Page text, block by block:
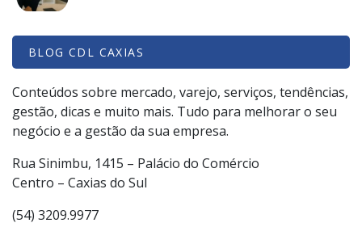
BLOG CDL CAXIAS
Conteúdos sobre mercado, varejo, serviços, tendências,
gestão, dicas e muito mais. Tudo para melhorar o seu
negócio e a gestão da sua empresa.
Rua Sinimbu, 1415 – Palácio do Comércio
Centro – Caxias do Sul
(54) 3209.9977